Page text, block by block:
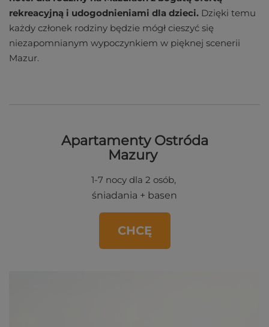
rekreacyjną i udogodnieniami dla dzieci. Dzięki temu
każdy członek rodziny będzie mógł cieszyć się
niezapomnianym wypoczynkiem w pięknej scenerii
Mazur.
Apartamenty Ostróda
Mazury
1-7 nocy dla 2 osób,
śniadania + basen
CHCĘ